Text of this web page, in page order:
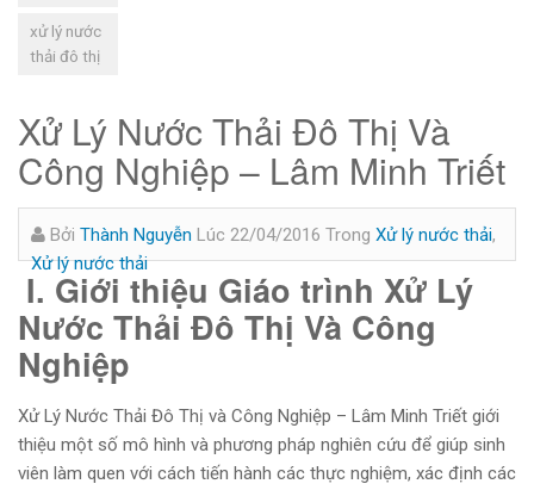
xử lý nước
thải đô thị
Xử Lý Nước Thải Đô Thị Và
Công Nghiệp – Lâm Minh Triết
Bởi Thành Nguyễn Lúc 22/04/2016 Trong Xử lý nước thải,
Xử lý nước thải
I. Giới thiệu Giáo trình Xử Lý
Nước Thải Đô Thị Và Công
Nghiệp
Xử Lý Nước Thải Đô Thị và Công Nghiệp – Lâm Minh Triết giới
thiệu một số mô hình và phương pháp nghiên cứu để giúp sinh
viên làm quen với cách tiến hành các thực nghiệm, xác định các